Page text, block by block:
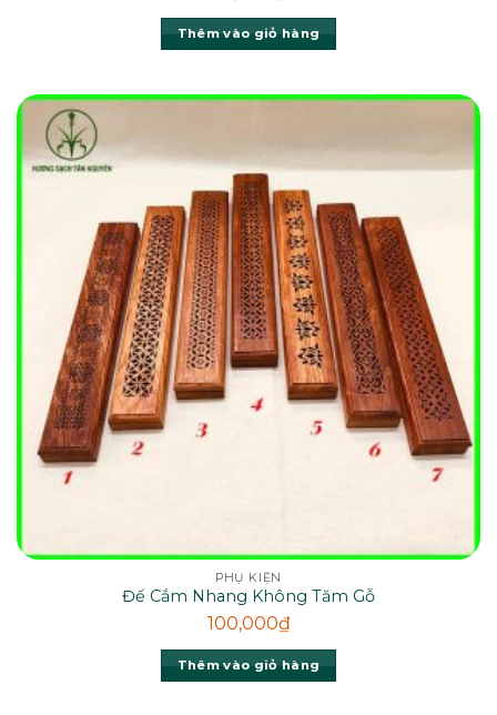
Thêm vào giỏ hàng
PHỤ KIỆN
Đế Cắm Nhang Không Tăm Gỗ
100,000₫
Thêm vào giỏ hàng